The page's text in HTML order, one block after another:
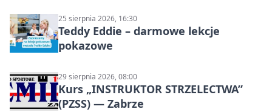
miasta
25 sierpnia 2026, 16:30
Teddy Eddie – darmowe lekcje
pokazowe
29 sierpnia 2026, 08:00
Kurs „INSTRUKTOR STRZELECTWA”
(PZSS) — Zabrze